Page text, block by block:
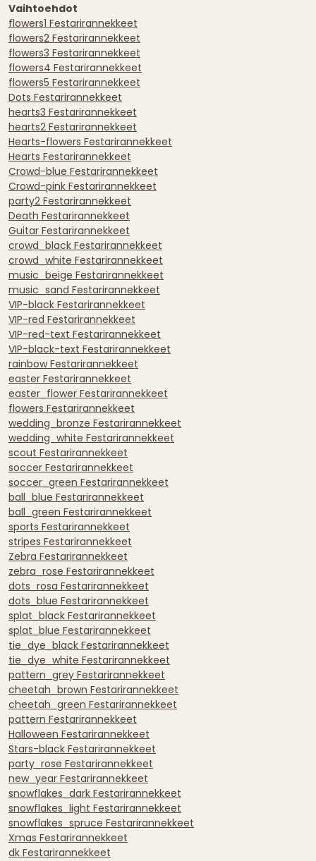
Vaihtoehdot
flowers1 Festarirannekkeet
flowers2 Festarirannekkeet
flowers3 Festarirannekkeet
flowers4 Festarirannekkeet
flowers5 Festarirannekkeet
Dots Festarirannekkeet
hearts3 Festarirannekkeet
hearts2 Festarirannekkeet
Hearts-flowers Festarirannekkeet
Hearts Festarirannekkeet
Crowd-blue Festarirannekkeet
Crowd-pink Festarirannekkeet
party2 Festarirannekkeet
Death Festarirannekkeet
Guitar Festarirannekkeet
crowd_black Festarirannekkeet
crowd_white Festarirannekkeet
music_beige Festarirannekkeet
music_sand Festarirannekkeet
VIP-black Festarirannekkeet
VIP-red Festarirannekkeet
VIP-red-text Festarirannekkeet
VIP-black-text Festarirannekkeet
rainbow Festarirannekkeet
easter Festarirannekkeet
easter_flower Festarirannekkeet
flowers Festarirannekkeet
wedding_bronze Festarirannekkeet
wedding_white Festarirannekkeet
scout Festarirannekkeet
soccer Festarirannekkeet
soccer_green Festarirannekkeet
ball_blue Festarirannekkeet
ball_green Festarirannekkeet
sports Festarirannekkeet
stripes Festarirannekkeet
Zebra Festarirannekkeet
zebra_rose Festarirannekkeet
dots_rosa Festarirannekkeet
dots_blue Festarirannekkeet
splat_black Festarirannekkeet
splat_blue Festarirannekkeet
tie_dye_black Festarirannekkeet
tie_dye_white Festarirannekkeet
pattern_grey Festarirannekkeet
cheetah_brown Festarirannekkeet
cheetah_green Festarirannekkeet
pattern Festarirannekkeet
Halloween Festarirannekkeet
Stars-black Festarirannekkeet
party_rose Festarirannekkeet
new_year Festarirannekkeet
snowflakes_dark Festarirannekkeet
snowflakes_light Festarirannekkeet
snowflakes_spruce Festarirannekkeet
Xmas Festarirannekkeet
dk Festarirannekkeet